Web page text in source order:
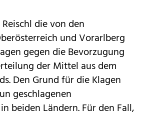
die von den
und Vorarlberg
gegen die Bevorzugung
der Mittel aus dem
Den Grund für die Klagen
geschlagenen
beiden Ländern. Für den Fall,